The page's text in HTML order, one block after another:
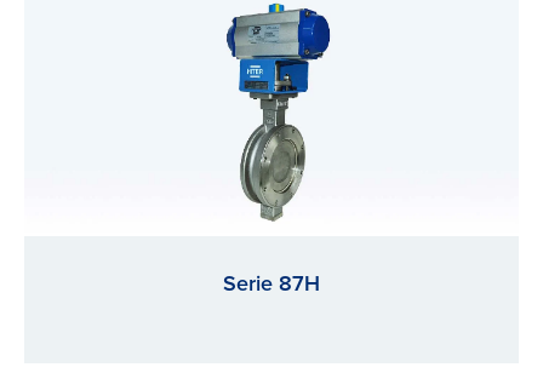
Serie 87H